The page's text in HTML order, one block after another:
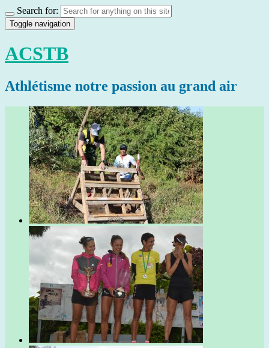
Search for:
Toggle navigation
ACSTB
Athlétisme notre passion au grand air